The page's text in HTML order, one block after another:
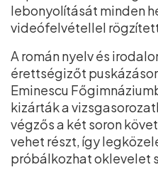
lebonyolítását minden
videófelvétellel
A román nyelv és
érettségizőt
Eminescu
kizárták a
végzős a két soron
vehet részt, így
próbálkozhat oklevelet